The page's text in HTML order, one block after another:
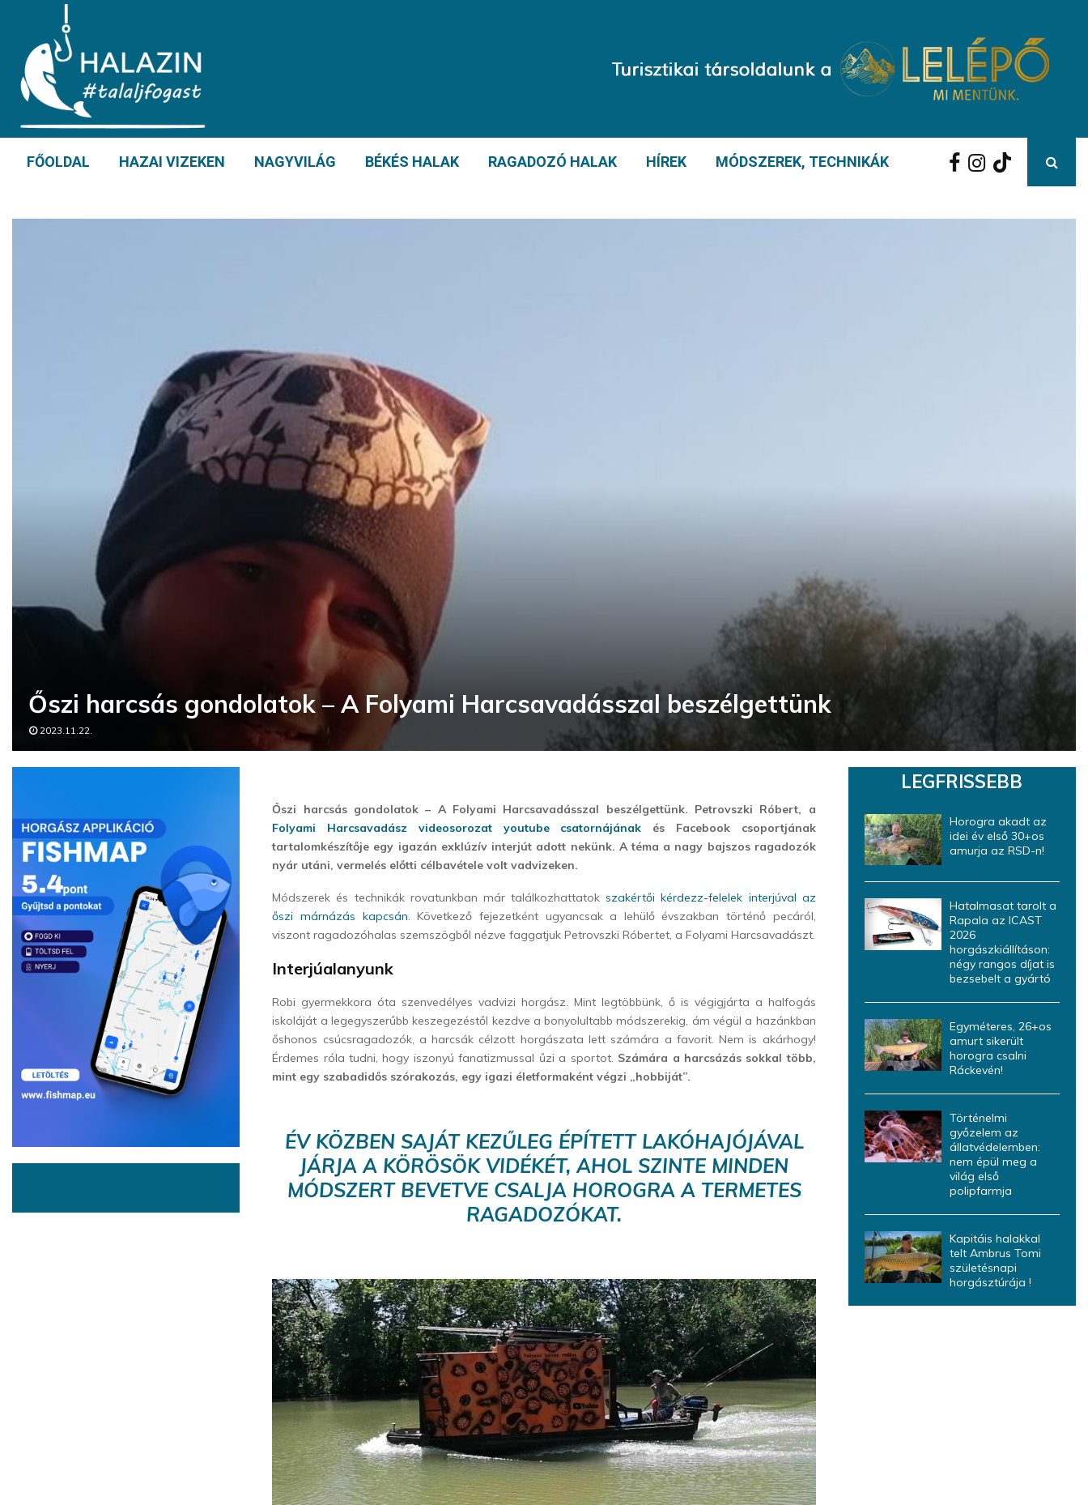
FŐOLDAL HAZAI VIZEKEN NAGYVILÁG BÉKÉS HALAK RAGADOZÓ HALAK HÍREK MÓDSZEREK, TECHNIKÁK
Őszi harcsás gondolatok – A Folyami Harcsavadásszal beszélgettünk
2023.11.22.
Őszi harcsás gondolatok – A Folyami Harcsavadásszal beszélgettünk. Petrovszki Róbert, a
Folyami Harcsavadász videosorozat youtube csatornájának és Facebook csoportjának
tartalomkészítője egy igazán exklúzív interjút adott nekünk. A téma a nagy bajszos ragadozók
nyár utáni, vermelés előtti célbavétele volt vadvizeken.
Módszerek és technikák rovatunkban már találkozhattatokszakértői kérdezz-felelek interjúval az
őszi márnázás kapcsán. Következő fejezetként ugyancsak a lehülő évszakban történő pecáról,
viszont ragadozóhalas szemszögből nézve faggatjuk Petrovszki Róbertet, a Folyami Harcsavadászt.
Interjúalanyunk
Robi gyermekkora óta szenvedélyes vadvizi horgász. Mint legtöbbünk, ő is végigjárta a halfogás
iskoláját a legegyszerűbb keszegezéstől kezdve a bonyolultabb módszerekig, ám végül a hazánkban
őshonos csúcsragadozók, a harcsák célzott horgászata lett számára a favorit. Nem is akárhogy!
Érdemes róla tudni, hogy iszonyú fanatizmussal űzi a sportot. Számára a harcsázás sokkal több,
mint egy szabadidős szórakozás, egy igazi életformaként végzi „hobbiját”.
ÉV KÖZBEN SAJÁT KEZŰLEG ÉPÍTETT LAKÓHAJÓJÁVAL
JÁRJA A KÖRÖSÖK VIDÉKÉT, AHOL SZINTE MINDEN
MÓDSZERT BEVETVE CSALJA HOROGRA A TERMETES
RAGADOZÓKAT.
LEGFRISSEBB
Horogra akadt az
idei év első 30+os
amurja az RSD-n!
Hatalmasat tarolt a
Rapala az ICAST
2026
horgászkiállításon:
négy rangos díjat is
bezsebelt a gyártó
Egyméteres, 26+os
amurt sikerült
horogra csalni
Ráckevén!
Történelmi
győzelem az
állatvédelemben:
nem épül meg a
világ első
polipfarmja
Kapitáis halakkal
telt Ambrus Tomi
születésnapi
horgásztúrája !